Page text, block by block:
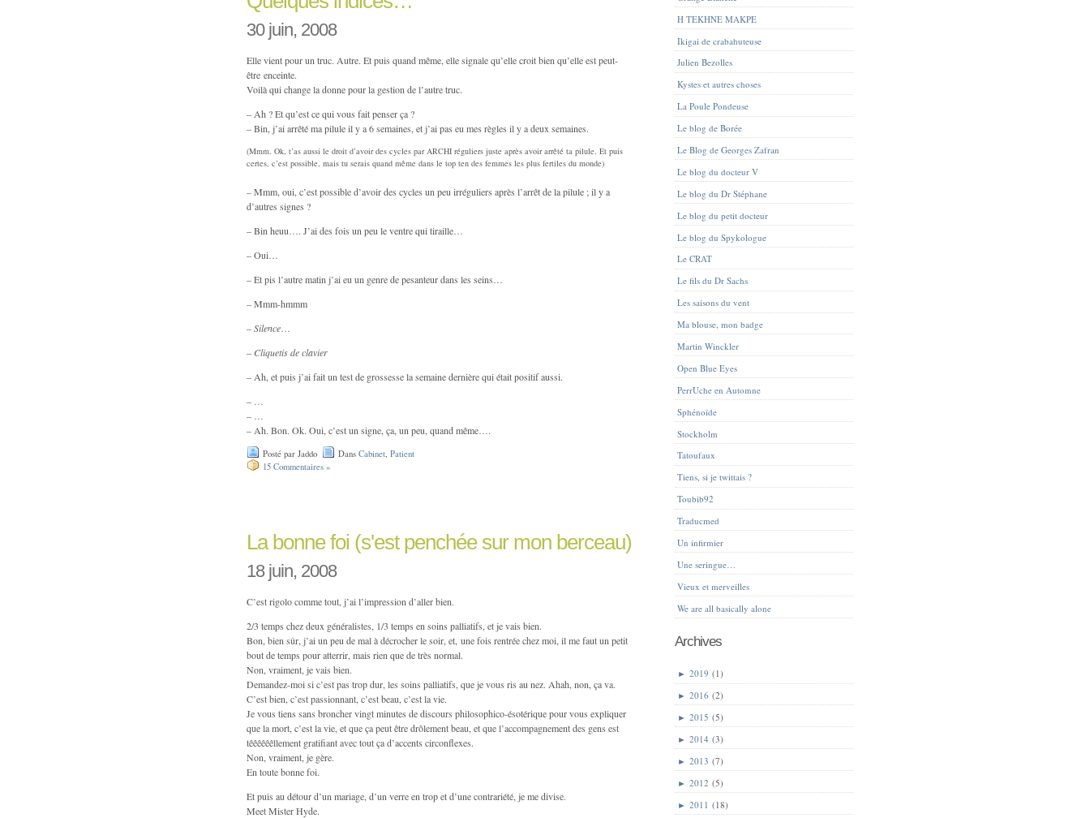
30 juin, 2008
Elle vient pour un truc. Autre. Et puis quand même, elle signale qu’elle croit bien qu’elle est peut-
être enceinte.
Voilà qui change la donne pour la gestion de l’autre truc.
– Ah ? Et qu’est ce qui vous fait penser ça ?
– Bin, j’ai arrêté ma pilule il y a 6 semaines, et j’ai pas eu mes règles il y a deux semaines.
(Mmm. Ok, t’as aussi le droit d’avoir des cycles par ARCHI réguliers juste après avoir arrêté ta pilule. Et puis
certes, c’est possible, mais tu serais quand même dans le top ten des femmes les plus fertiles du monde)
– Mmm, oui, c’est possible d’avoir des cycles un peu irréguliers après l’arrêt de la pilule ; il y a
d’autres signes ?
– Bin heuu…. J’ai des fois un peu le ventre qui tiraille…
– Oui…
– Et pis l’autre matin j’ai eu un genre de pesanteur dans les seins…
– Mmm-hmmm
–Silence
– Cliquetis de clavier
– Ah, et puis j’ai fait un test de grossesse la semaine dernière qui était positif aussi.
– …
– …
– Ah. Bon. Ok. Oui, c’est un signe, ça, un peu, quand même….
Posté par Jaddo Dans Cabinet Patient
15 Commentaires »
La bonne foi (s'est penchée sur mon berceau)
18 juin, 2008
C’est rigolo comme tout, j’ai l’impression d’aller bien.
2/3 temps chez deux généralistes, 1/3 temps en soins palliatifs, et je vais bien.
Bon, bien sûr, j’ai un peu de mal à décrocher le soir, et, une fois rentrée chez moi, il me faut un petit
bout de temps pour atterrir, mais rien que de très normal.
Non, vraiment, je vais bien.
Demandez-moi si c’est pas trop dur, les soins palliatifs, que je vous ris au nez. Ahah, non, ça va.
C’est bien, c’est passionnant, c’est beau, c’est la vie.
Je vous tiens sans broncher vingt minutes de discours philosophico-ésotérique pour vous expliquer
que la mort, c’est la vie, et que ça peut être drôlement beau, et que l’accompagnement des gens est
têêêêêêllement gratifiant avec tout ça d’accents circonflexes.
Non, vraiment, je gère.
En toute bonne foi.
Et puis au détour d’un mariage, d’un verre en trop et d’une contrariété, je me divise.
Meet Mister Hyde.
H TEKHNE MAKPE
Ikigai de crabahuteuse
Julien Bezolles
Kystes et autres choses
La Poule Pondeuse
Le blog de Borée
Le Blog de Georges Zafran
Le blog du docteur V
Le blog du Dr Stéphane
Le blog du petit docteur
Le blog du Spykologue
Le CRAT
Le fils du Dr Sachs
Les saisons du vent
Ma blouse, mon badge
Martin Winckler
Open Blue Eyes
PerrUche en Automne
Sphénoïde
Stockholm
Tatoufaux
Tiens, si je twittais ?
Toubib92
Traducmed
Un infirmier
Une seringue…
Vieux et merveilles
We are all basically alone
Archives
►2019 (1)
►2016 (2)
►2015 (5)
►2014 (3)
►2013 (7)
►2012 (5)
►2011 (18)